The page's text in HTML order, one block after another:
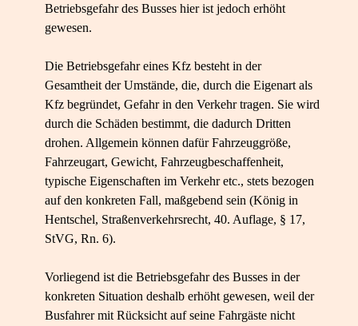
Betriebsgefahr des Busses hier ist jedoch erhöht
gewesen.
Die Betriebsgefahr eines Kfz besteht in der
Gesamtheit der Umstände, die, durch die Eigenart als
Kfz begründet, Gefahr in den Verkehr tragen. Sie wird
durch die Schäden bestimmt, die dadurch Dritten
drohen. Allgemein können dafür Fahrzeuggröße,
Fahrzeugart, Gewicht, Fahrzeugbeschaffenheit,
typische Eigenschaften im Verkehr etc., stets bezogen
auf den konkreten Fall, maßgebend sein (König in
Hentschel, Straßenverkehrsrecht, 40. Auflage, § 17,
StVG, Rn. 6).
Vorliegend ist die Betriebsgefahr des Busses in der
konkreten Situation deshalb erhöht gewesen, weil der
Busfahrer mit Rücksicht auf seine Fahrgäste nicht